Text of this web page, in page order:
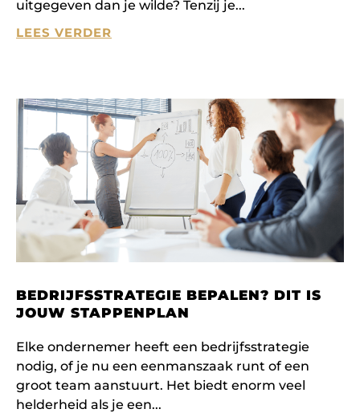
uitgegeven dan je wilde? Tenzij je
LEES VERDER
BEDRIJFSSTRATEGIE BEPALEN? DIT IS
JOUW STAPPENPLAN
Elke ondernemer heeft een bedrijfsstrategie
nodig, of je nu een eenmanszaak runt of een
groot team aanstuurt. Het biedt enorm veel
helderheid als je een